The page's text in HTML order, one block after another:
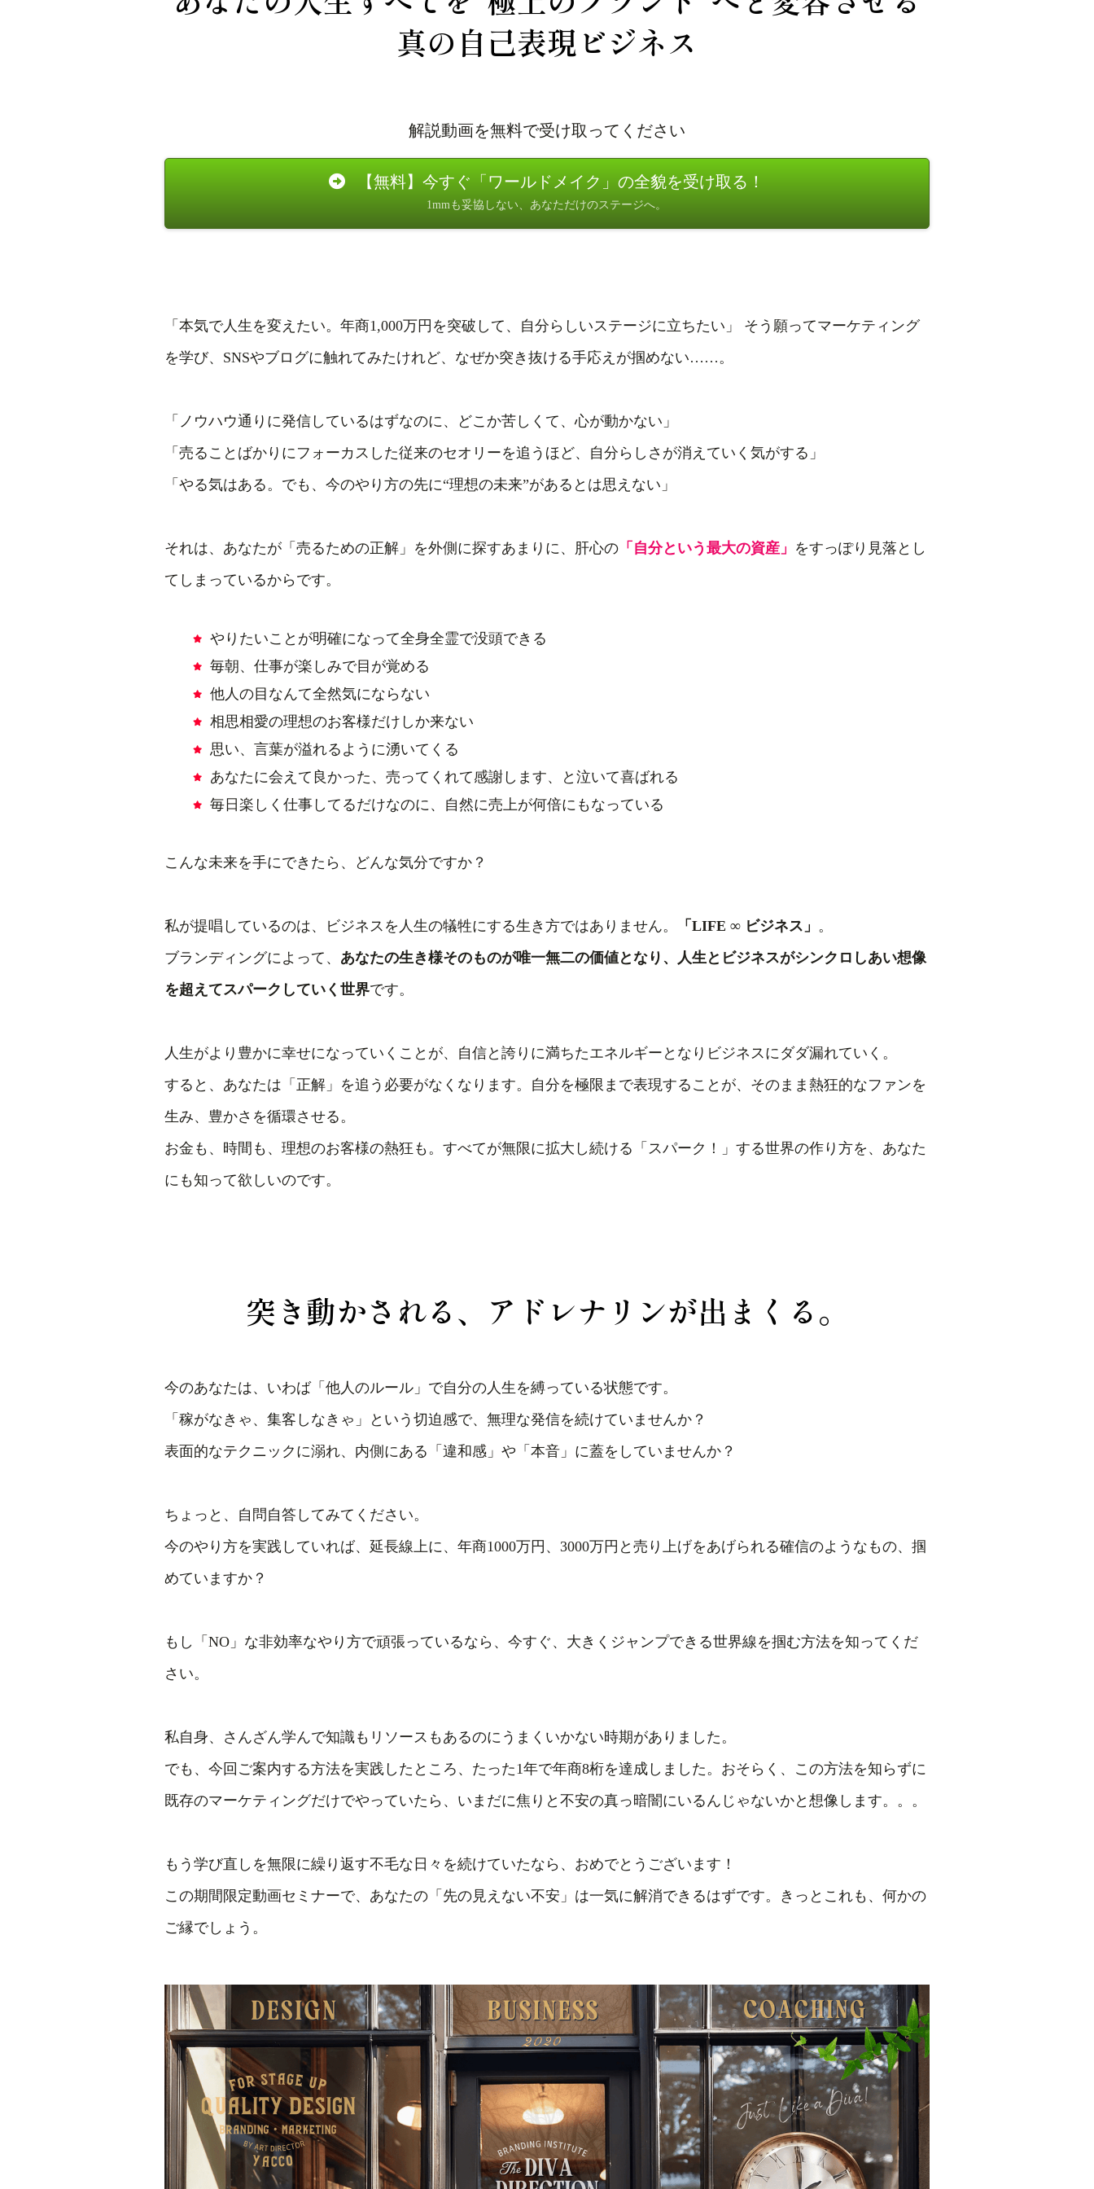
真の自己表現ビジネス
解説動画を無料で受け取ってください
【無料】今すぐ「ワールドメイク」の全貌を受け取る！
1mmも妥協しない、あなただけのステージへ。
「本気で人生を変えたい。年商1,000万円を突破して、自分らしいステージに立ちたい」 そう願ってマーケティング
を学び、SNSやブログに触れてみたけれど、なぜか突き抜ける手応えが掴めない……。
「ノウハウ通りに発信しているはずなのに、どこか苦しくて、心が動かない」
「売ることばかりにフォーカスした従来のセオリーを追うほど、自分らしさが消えていく気がする」
「やる気はある。でも、今のやり方の先に“理想の未来”があるとは思えない」
それは、あなたが「売るための正解」を外側に探すあまりに、肝心の 「自分という最大の資産」 をすっぽり見落とし
てしまっているからです。
やりたいことが明確になって全身全霊で没頭できる
毎朝、仕事が楽しみで目が覚める
他人の目なんて全然気にならない
相思相愛の理想のお客様だけしか来ない
思い、言葉が溢れるように湧いてくる
あなたに会えて良かった、売ってくれて感謝します、と泣いて喜ばれる
毎日楽しく仕事してるだけなのに、自然に売上が何倍にもなっている
こんな未来を手にできたら、どんな気分ですか？
私が提唱しているのは、ビジネスを人生の犠牲にする生き方ではありません。 「LIFE ∞ ビジネス」 。
ブランディングによって、 あなたの生き様そのものが唯一無二の価値となり、人生とビジネスがシンクロしあい想像
を超えてスパークしていく世界です。
人生がより豊かに幸せになっていくことが、自信と誇りに満ちたエネルギーとなりビジネスにダダ漏れていく。
すると、あなたは「正解」を追う必要がなくなります。自分を極限まで表現することが、そのまま熱狂的なファンを
生み、豊かさを循環させる。
お金も、時間も、理想のお客様の熱狂も。すべてが無限に拡大し続ける「スパーク！」する世界の作り方を、あなた
にも知って欲しいのです。
突き動かされる、アドレナリンが出まくる。
今のあなたは、いわば「他人のルール」で自分の人生を縛っている状態です。
「稼がなきゃ、集客しなきゃ」という切迫感で、無理な発信を続けていませんか？
表面的なテクニックに溺れ、内側にある「違和感」や「本音」に蓋をしていませんか？
ちょっと、自問自答してみてください。
今のやり方を実践していれば、延長線上に、年商1000万円、3000万円と売り上げをあげられる確信のようなもの、掴
めていますか？
もし「NO」な非効率なやり方で頑張っているなら、今すぐ、大きくジャンプできる世界線を掴む方法を知ってくだ
さい。
私自身、さんざん学んで知識もリソースもあるのにうまくいかない時期がありました。
でも、今回ご案内する方法を実践したところ、たった1年で年商8桁を達成しました。おそらく、この方法を知らずに
既存のマーケティングだけでやっていたら、いまだに焦りと不安の真っ暗闇にいるんじゃないかと想像します。。。
もう学び直しを無限に繰り返す不毛な日々を続けていたなら、おめでとうございます！
この期間限定動画セミナーで、あなたの「先の見えない不安」は一気に解消できるはずです。きっとこれも、何かの
ご縁でしょう。